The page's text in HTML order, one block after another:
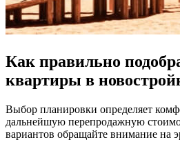
Как правильно
квартиры в
Выбор планировки определяет
дальнейшую перепродажную
вариантов обращайте внимание на